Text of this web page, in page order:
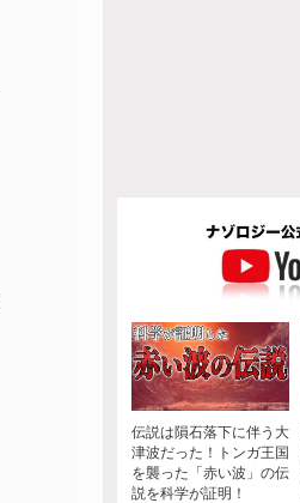
伝説は隕石落下に伴う大
津波だった！トンガ王国
を襲った「赤い波」の伝
説を科学が証明！